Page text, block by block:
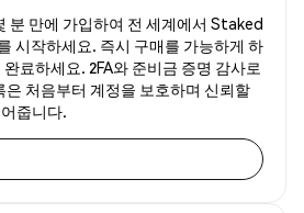
분 만에 가입하여 전 세계에서 Staked
시작하세요. 즉시 구매를 가능하게 하
료하세요. 2FA와 준비금 증명 감사로
은 처음부터 계정을 보호하며 신뢰할
줍니다.